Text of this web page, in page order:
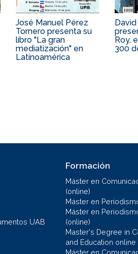
José Manuel Pérez
Tornero presenta su
libro "La gran
mediatización" en
Latinoamérica
Roy,
300
UAB
Formación
Máster en
(online)
Máster en
Máster en
(online)
Master's Degree in
and Education online
Máster en